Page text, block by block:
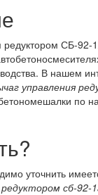
редуктором СБ-92-
В нашем
управления
по
уточнить
сб-92-